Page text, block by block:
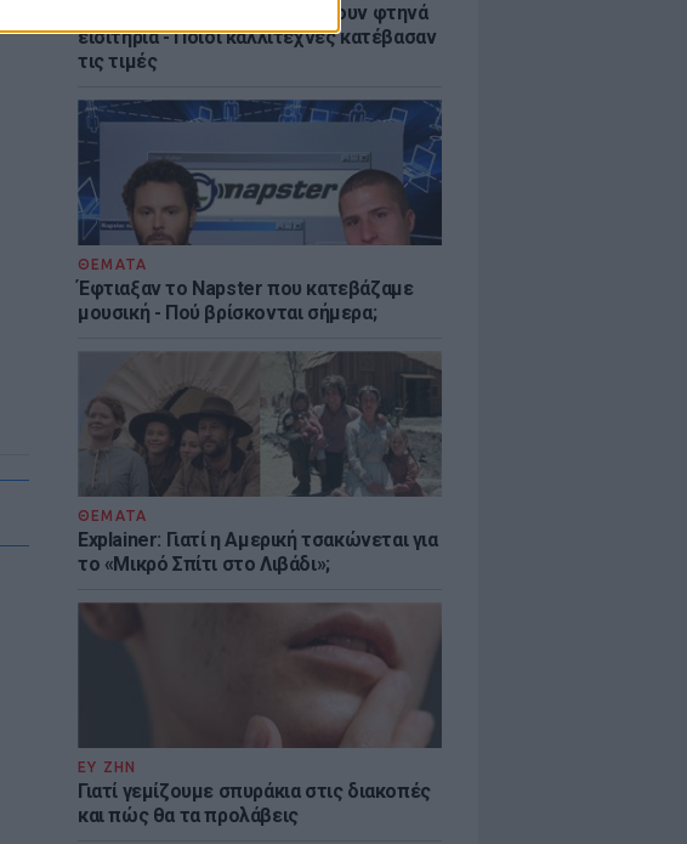
Οι συναυλίες επιτέλους βγάζουν φτηνά
εισιτήρια - Ποιοι καλλιτέχνες κατέβασαν
τις τιμές
ΘΕΜΑΤΑ
Έφτιαξαν το Napster που κατεβάζαμε
μουσική - Πού βρίσκονται σήμερα;
ΘΕΜΑΤΑ
Explainer: Γιατί η Αμερική τσακώνεται για
το «Μικρό Σπίτι στο Λιβάδι»;
ΕΥ ΖΗΝ
Γιατί γεμίζουμε σπυράκια στις διακοπές
και πώς θα τα προλάβεις